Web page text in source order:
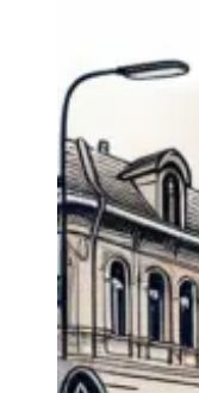
Audi
Ford